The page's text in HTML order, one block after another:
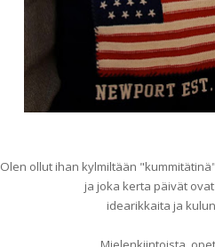
Olen ollut ihan kylmiltään
ja joka kerta päivät
idearikkaita ja